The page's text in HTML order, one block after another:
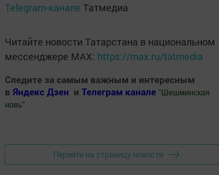
Telegram-канале Татмедиа
Читайте новости Татарстана в национальном
мессенджере MАХ: https://max.ru/tatmedia
Следите за самым важным и интересным
в Яндекс Дзен и Телеграм канале " Шешминская
новь"
Перейти на страницу новости